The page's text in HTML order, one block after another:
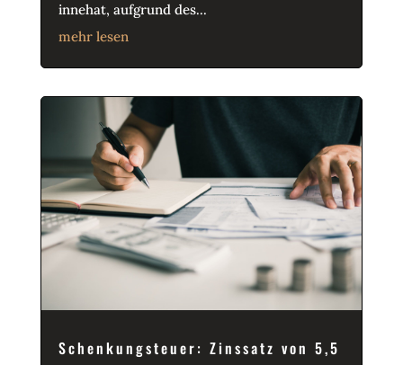
innehat, aufgrund des...
mehr lesen
Schenkungsteuer: Zinssatz von 5,5